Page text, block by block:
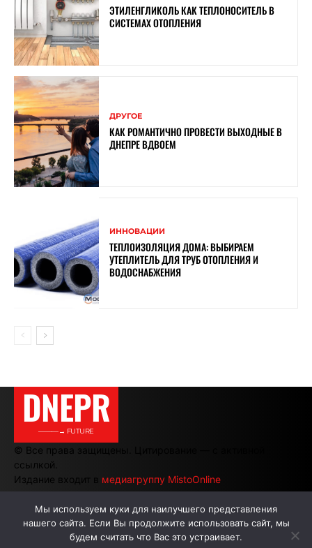
ЭТИЛЕНГЛИКОЛЬ КАК ТЕПЛОНОСИТЕЛЬ В
СИСТЕМАХ ОТОПЛЕНИЯ
ДРУГОЕ
КАК РОМАНТИЧНО ПРОВЕСТИ ВЫХОДНЫЕ В
ДНЕПРЕ ВДВОЕМ
ИННОВАЦИИ
ТЕПЛОИЗОЛЯЦИЯ ДОМА: ВЫБИРАЕМ
УТЕПЛИТЕЛЬ ДЛЯ ТРУБ ОТОПЛЕНИЯ И
ВОДОСНАБЖЕНИЯ
DNEPR
———→ FUTURE
© Все права защищены. Цитирование — с активной
ссылкой.
Издание входит в медиагруппу MistoOnline
АВТОРЫ РЕКЛАМА НА САЙТЕ
Мы используем куки для наилучшего представления
нашего сайта. Если Вы продолжите использовать сайт, мы
будем считать что Вас это устраивает.